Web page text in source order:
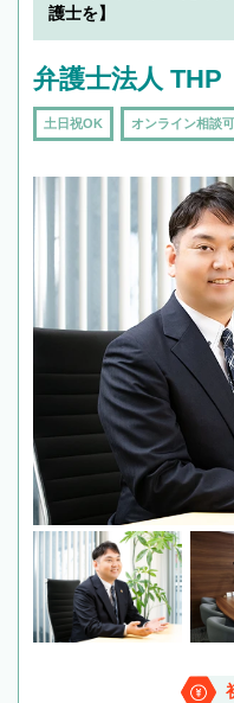
護士を】
弁護士法人 THP
土日祝OK オンライン相談可